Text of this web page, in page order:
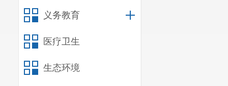
义务教育
医疗卫生
生态环境